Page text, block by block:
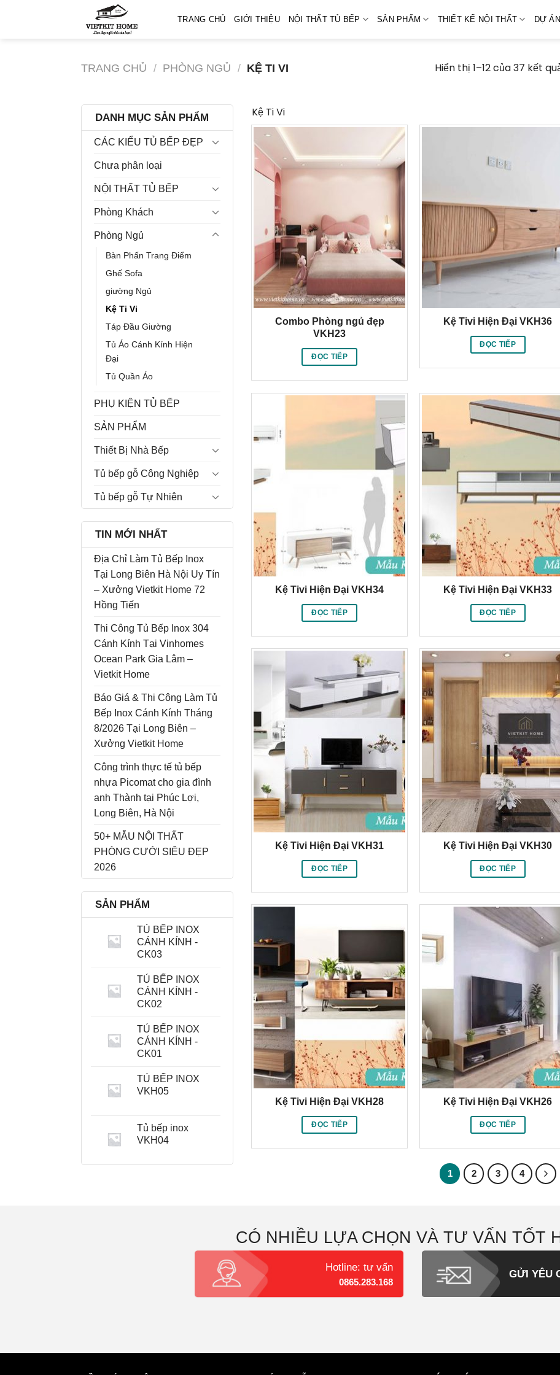
TRANG CHỦ GIỚI THIỆU NỘI THẤT TỦ BẾP SẢN PHẨM THIẾT KẾ NỘI THẤT DỰ
TRANG CHỦ / PHÒNG NGỦ / KỆ TI VI Hiển thị 1–12 của 37 kết
DANH MỤC SẢN PHẨM
CÁC KIỂU TỦ BẾP ĐẸP
Chưa phân loại
NỘI THẤT TỦ BẾP
Phòng Khách
Phòng Ngủ
Bàn Phấn Trang Điểm
Ghế Sofa
giường Ngủ
Kệ Ti Vi
Táp Đầu Giường
Tủ Áo Cánh Kính Hiện
Đại
Tủ Quần Áo
PHỤ KIỆN TỦ BẾP
SẢN PHẨM
Thiết Bị Nhà Bếp
Tủ bếp gỗ Công Nghiệp
Tủ bếp gỗ Tự Nhiên
TIN MỚI NHẤT
Địa Chỉ Làm Tủ Bếp Inox
Tại Long Biên Hà Nội Uy Tín
– Xưởng Vietkit Home 72
Hồng Tiến
Thi Công Tủ Bếp Inox 304
Cánh Kính Tại Vinhomes
Ocean Park Gia Lâm –
Vietkit Home
Báo Giá & Thi Công Làm Tủ
Bếp Inox Cánh Kính Tháng
8/2026 Tại Long Biên –
Xưởng Vietkit Home
Công trình thực tế tủ bếp
nhựa Picomat cho gia đình
anh Thành tại Phúc Lợi,
Long Biên, Hà Nội
50+ MẪU NỘI THẤT
PHÒNG CƯỚI SIÊU ĐẸP
2026
SẢN PHẨM
TỦ BẾP INOX
CÁNH KÍNH -
CK03
TỦ BẾP INOX
CÁNH KÍNH -
CK02
TỦ BẾP INOX
CÁNH KÍNH -
CK01
TỦ BẾP INOX
VKH05
Tủ bếp inox
VKH04
Kệ Ti Vi
Combo Phòng ngủ đẹp
VKH23
ĐỌC TIẾP
Kệ Tivi Hiện Đại VKH36
ĐỌC TIẾP
Kệ Tivi Hiện Đại VKH34
ĐỌC TIẾP
Kệ Tivi Hiện Đại VKH33
ĐỌC TIẾP
Kệ Tivi Hiện Đại VKH31
ĐỌC TIẾP
Kệ Tivi Hiện Đại VKH30
ĐỌC TIẾP
Kệ Tivi Hiện Đại VKH28
ĐỌC TIẾP
Kệ Tivi Hiện Đại VKH26
ĐỌC TIẾP
1 2 3 4
CÓ NHIỀU LỰA CHỌN VÀ TƯ VẤN TỐT
Hotline: tư vấn
0865.283.168
GỬI YÊU